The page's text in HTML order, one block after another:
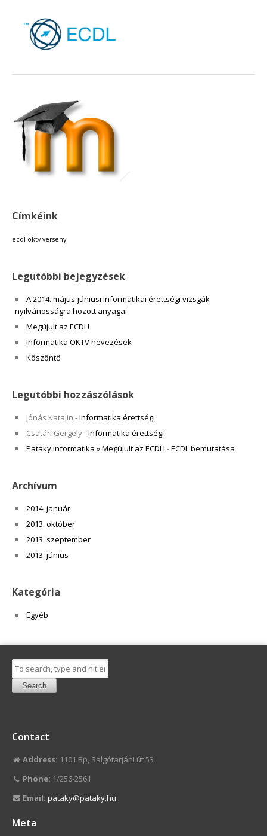
20:00
21:00
Címkéink
ecdl oktv verseny
Legutóbbi bejegyzések
A 2014. május-júniusi informatikai érettségi vizsgák
nyilvánosságra hozott anyagai
Megújult az ECDL!
Informatika OKTV nevezések
Köszöntő
Legutóbbi hozzászólások
Jónás Katalin -Informatika érettségi
Csatári Gergely-Informatika érettségi
Pataky Informatika » Megújult az ECDL! -ECDL bemutatása
Archívum
2014. január
2013. október
2013. szeptember
2013. június
Kategória
Egyéb
Search
Contact
Address: 1101 Bp, Salgótarjáni út 53
Phone: 1/256-2561
Email: pataky@pataky.hu
Meta